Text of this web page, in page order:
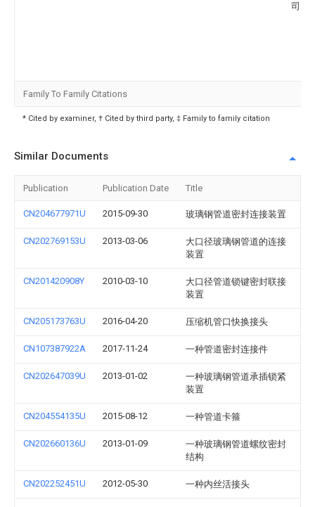
司
Family To Family Citations
* Cited by examiner, † Cited by third party, ‡ Family to family citation
Similar Documents
Publication Publication Date Title
CN204677971U 2015-09-30 玻璃钢管道密封连接装置
CN202769153U 2013-03-06
大口径玻璃钢管道的连接
装置
CN201420908Y 2010-03-10
大口径管道锁键密封联接
装置
CN205173763U 2016-04-20 压缩机管口快换接头
CN107387922A 2017-11-24 一种管道密封连接件
CN202647039U 2013-01-02
一种玻璃钢管道承插锁紧
装置
CN204554135U 2015-08-12 一种管道卡箍
CN202660136U 2013-01-09
一种玻璃钢管道螺纹密封
结构
CN202252451U 2012-05-30 一种内丝活接头